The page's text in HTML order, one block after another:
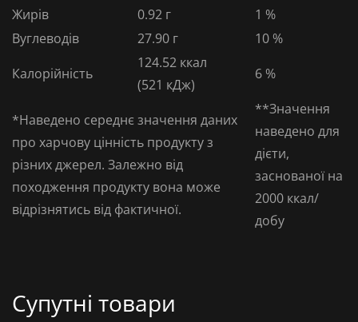
Жирів
0.92 г
1 %
Вуглеводів
27.90 г
10 %
Калорійність
124.52 ккал
(521 кДж)
6 %
*Наведено середнє значення даних
про харчову цінність продукту з
різних джерел. Залежно від
походження продукту вона може
відрізнятись від фактичної.
**Значення
наведено для
дієти,
заснованої на
2000 ккал/
добу
Супутні товари